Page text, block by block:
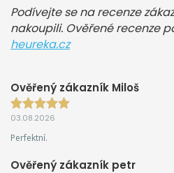
Podívejte se na recenze
nakoupili. Ověřené recenze
heureka.cz
Ověřený zákazník Miloš
03.08.2026
Perfektní.
Ověřený zákazník petr